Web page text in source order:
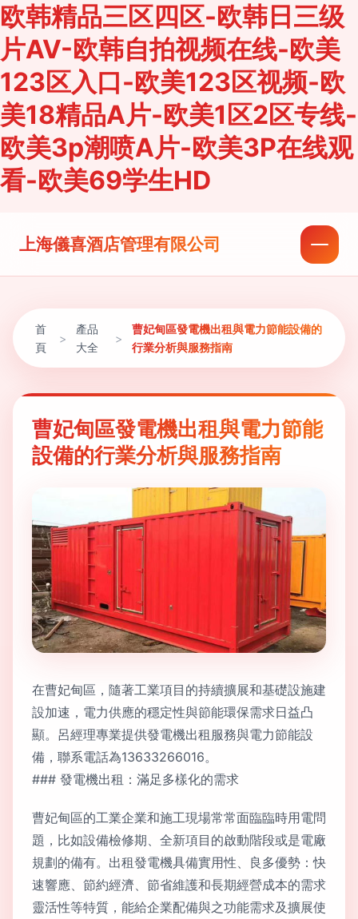
欧韩精品三区四区-欧韩日三级
片AV-欧韩自拍视频在线-欧美
123区入口-欧美123区视频-欧
美18精品A片-欧美1区2区专线-
欧美3p潮喷A片-欧美3P在线观
看-欧美69学生HD
上海儀喜酒店管理有限公司
首
頁
>
產品
大全
>
曹妃甸區發電機出租與電力節能設備的
行業分析與服務指南
曹妃甸區發電機出租與電力節能
設備的行業分析與服務指南
在曹妃甸區，隨著工業項目的持續擴展和基礎設施建
設加速，電力供應的穩定性與節能環保需求日益凸
顯。呂經理專業提供發電機出租服務與電力節能設
備，聯系電話為13633266016。
### 發電機出租：滿足多樣化的需求
曹妃甸區的工業企業和施工現場常常面臨臨時用電問
題，比如設備檢修期、全新項目的啟動階段或是電廠
規劃的備有。出租發電機具備實用性、良多優勢：快
速響應、節約經濟、節省維護和長期經營成本的需求
靈活性等特質，能給企業配備與之功能需求及擴展使